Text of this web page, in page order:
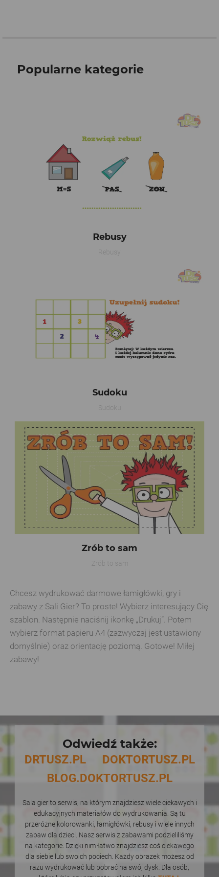
Popularne kategorie
Rebusy
Rebusy
Sudoku
Sudoku
Zrób to sam
Zrób to sam
Chcesz wydrukować darmowe łamigłówki, gry i
zabawy z Sali Gier? To proste! Wybierz interesujący Cię
szablon. Następnie naciśnij ikonkę „Drukuj”. Potem
wybierz format papieru A4 (zazwyczaj jest ustawiony
domyślnie) oraz orientację poziomą. Gotowe! Miłej
zabawy!
Odwiedź także:
DRTUSZ.PL
DOKTORTUSZ.PL
BLOG.DOKTORTUSZ.PL
Sala gier to serwis, na którym znajdziesz wiele ciekawych i
edukacyjnych materiałów do wydrukowania. Są tu
przeróżne kolorowanki, łamigłówki, rebusy i wiele innych
zabaw dla dzieci. Nasz serwis z zabawami podzieliliśmy
na kategorie. Dzięki nim łatwo znajdziesz coś ciekawego
dla siebie lub swoich pociech. Każdy obrazek możesz od
razu wydrukować lub pobrać na swój dysk. Dla osób,